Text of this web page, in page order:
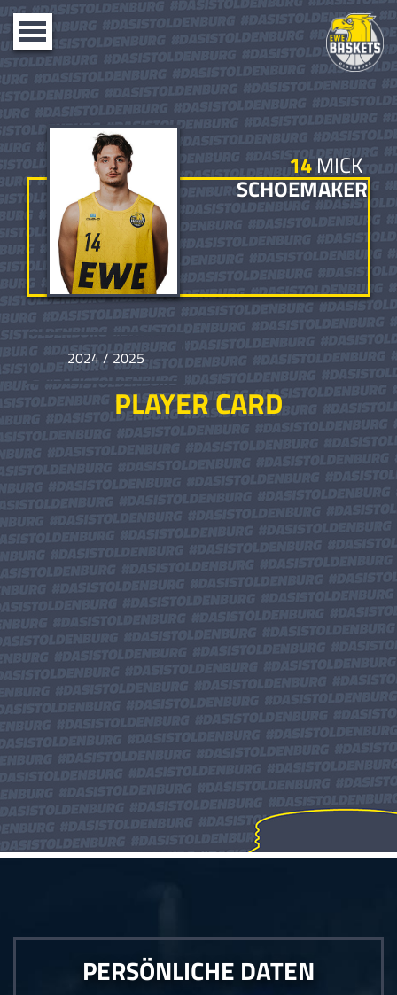
Toggle
navigation
14MICK
SCHOEMAKER
2024 / 2025
PLAYER CARD
PERSÖNLICHE DATEN